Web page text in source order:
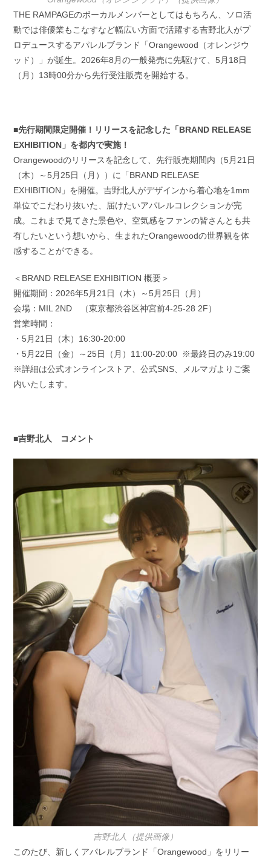
THE RAMPAGEのボーカルメンバーとしてはもちろん、ソロ活
動では俳優業もこなすなど幅広い方面で活躍する吉野北人がプ
ロデュースするアパレルブランド「Orangewood（オレンジウ
ッド）」が誕生。2026年8月の一般発売に先駆けて、5月18日
（月）13時00分から先行受注販売を開始する。
■先行期間限定開催！リリースを記念した「BRAND RELEASE
EXHIBITION」を都内で実施！
Orangewoodのリリースを記念して、先行販売期間内（5月21日
（木）～5月25日（月））に「BRAND RELEASE
EXHIBITION」を開催。吉野北人がデザインから着心地を1mm
単位でこだわり抜いた、届けたいアパレルコレクションが完
成。これまで見てきた景色や、空気感をファンの皆さんとも共
有したいという想いから、生まれたOrangewoodの世界観を体
感することができる。
＜BRAND RELEASE EXHIBITION 概要＞
開催期間：2026年5月21日（木）～5月25日（月）
会場：MIL 2ND （東京都渋谷区神宮前4-25-28 2F）
営業時間：
・5月21日（木）16:30-20:00
・5月22日（金）～25日（月）11:00-20:00 ※最終日のみ19:00
※詳細は公式オンラインストア、公式SNS、メルマガよりご案
内いたします。
■吉野北人 コメント
吉野北人（提供画像）
このたび、新しくアパレルブランド「Orangewood」をリリー